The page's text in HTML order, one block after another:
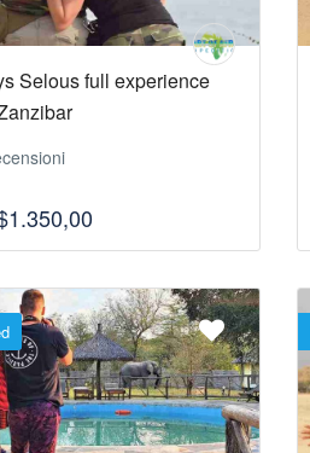
Selous full experience